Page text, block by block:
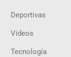
Deportivas
Vídeos
Tecnología